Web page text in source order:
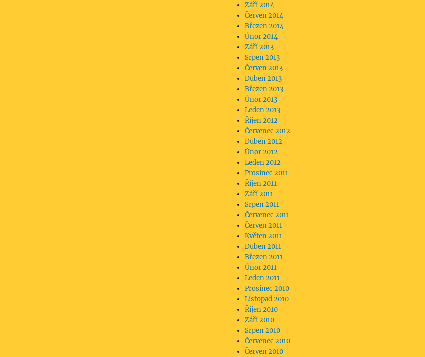
Září 2014
Červen 2014
Březen 2014
Únor 2014
Září 2013
Srpen 2013
Červen 2013
Duben 2013
Březen 2013
Únor 2013
Leden 2013
Říjen 2012
Červenec 2012
Duben 2012
Únor 2012
Leden 2012
Prosinec 2011
Říjen 2011
Září 2011
Srpen 2011
Červenec 2011
Červen 2011
Květen 2011
Duben 2011
Březen 2011
Únor 2011
Leden 2011
Prosinec 2010
Listopad 2010
Říjen 2010
Září 2010
Srpen 2010
Červenec 2010
Červen 2010